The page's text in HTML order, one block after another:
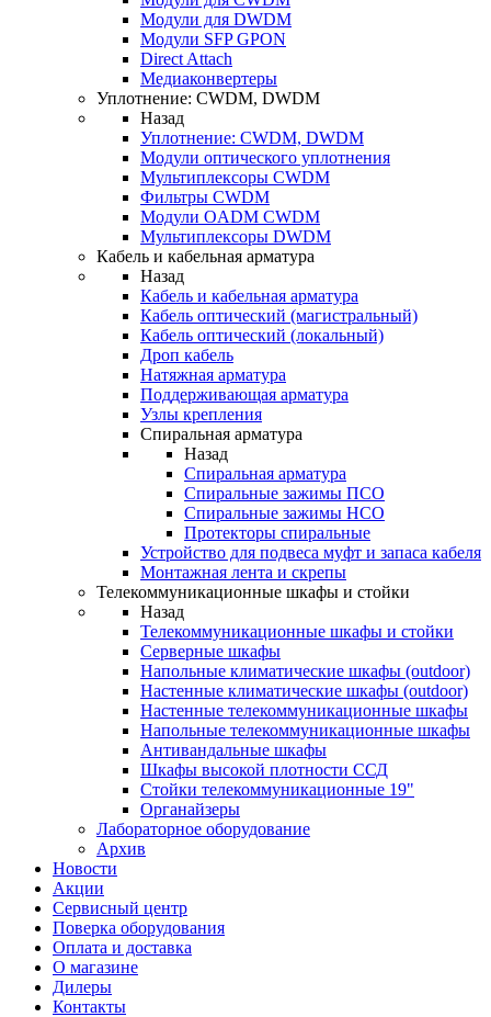
Модули для DWDM
Модули SFP GPON
Direct Attach
Медиаконвертеры
Уплотнение: CWDM, DWDM
Назад
Уплотнение: CWDM, DWDM
Модули оптического уплотнения
Мультиплексоры CWDM
Фильтры CWDM
Модули OADM CWDM
Мультиплексоры DWDM
Кабель и кабельная арматура
Назад
Кабель и кабельная арматура
Кабель оптический (магистральный)
Кабель оптический (локальный)
Дроп кабель
Натяжная арматура
Поддерживающая арматура
Узлы крепления
Спиральная арматура
Назад
Спиральная арматура
Спиральные зажимы ПСО
Спиральные зажимы НСО
Протекторы спиральные
Устройство для подвеса муфт и запаса кабеля
Монтажная лента и скрепы
Телекоммуникационные шкафы и стойки
Назад
Телекоммуникационные шкафы и стойки
Серверные шкафы
Напольные климатические шкафы (outdoor)
Настенные климатические шкафы (outdoor)
Настенные телекоммуникационные шкафы
Напольные телекоммуникационные шкафы
Антивандальные шкафы
Шкафы высокой плотности ССД
Стойки телекоммуникационные 19"
Органайзеры
Лабораторное оборудование
Архив
Новости
Акции
Сервисный центр
Поверка оборудования
Оплата и доставка
О магазине
Дилеры
Контакты